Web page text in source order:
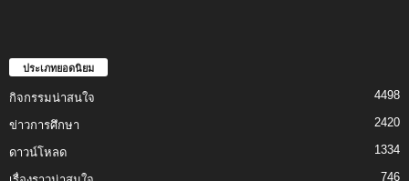
ประเภทยอดนิยม
กิจกรรมน่าสนใจ 4498
ข่าวการศึกษา 2420
ดาวน์โหลด 1334
746